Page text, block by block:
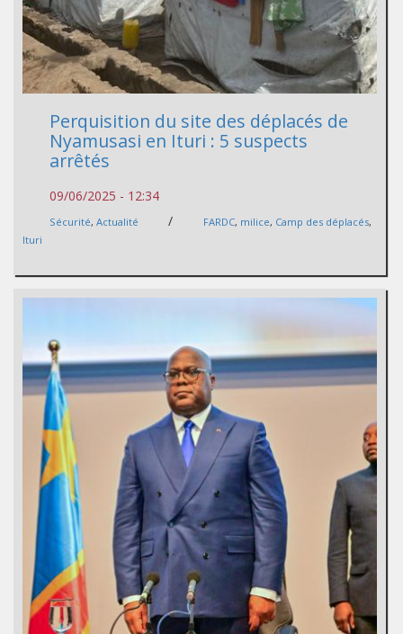
Perquisition du site des déplacés de
Nyamusasi en Ituri : 5 suspects
arrêtés
09/06/2025 - 12:34
Sécurité, Actualité / FARDC, milice, Camp des déplacés,
Ituri